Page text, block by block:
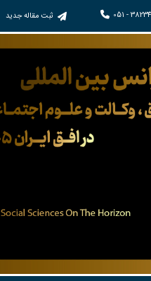
051 - ثبت مقاله جدید